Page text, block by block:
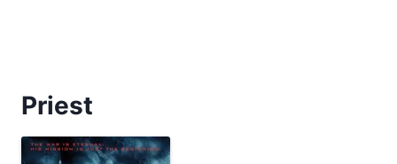
Priest